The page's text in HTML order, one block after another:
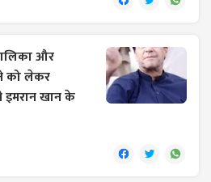
और
को लेकर
इमरान खान के